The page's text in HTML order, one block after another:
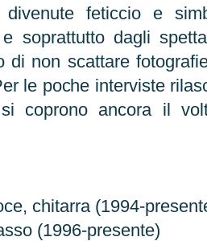
divenute feticcio e
soprattutto dagli
di non scattare
le poche interviste
coprono ancora il
chitarra (1994-
(1996-presente)